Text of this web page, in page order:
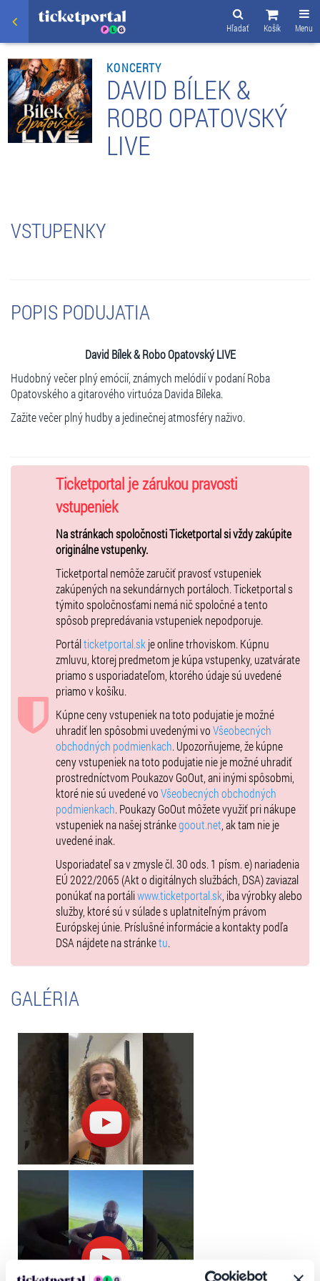
Menu
Košík
Hľadať
KONCERTY
DAVID BÍLEK &
ROBO OPATOVSKÝ
LIVE
VSTUPENKY
POPIS PODUJATIA
David Bílek & Robo Opatovský LIVE
Hudobný večer plný emócií, známych melódií v podaní Roba
Opatovského a gitarového virtuóza Davida Bíleka.
Zažite večer plný hudby a jedinečnej atmosféry naživo.
Ticketportal je zárukou pravosti
vstupeniek
Na stránkach spoločnosti Ticketportal si vždy zakúpite
originálne vstupenky.
Ticketportal nemôže zaručiť pravosť vstupeniek
zakúpených na sekundárnych portáloch. Ticketportal s
týmito spoločnosťami nemá nič spoločné a tento
spôsob prepredávania vstupeniek nepodporuje.
Portálticketportal.sk je online trhoviskom. Kúpnu
zmluvu, ktorej predmetom je kúpa vstupenky, uzatvárate
priamo s usporiadateľom, ktorého údaje sú uvedené
priamo v košíku.
Kúpne ceny vstupeniek na toto podujatie je možné
uhradiť len spôsobmi uvedenými voVšeobecných
obchodných podmienkach. Upozorňujeme, že kúpne
ceny vstupeniek na toto podujatie nie je možné uhradiť
prostredníctvom Poukazov GoOut, ani inými spôsobmi,
ktoré nie sú uvedené voVšeobecných obchodných
podmienkach. Poukazy GoOut môžete využiť pri nákupe
vstupeniek na našej stránkegoout.net , ak tam nie je
uvedené inak.
Usporiadateľ sa v zmysle čl. 30 ods. 1 písm. e) nariadenia
EÚ 2022/2065 (Akt o digitálnych službách, DSA) zaviazal
ponúkať na portáliwww.ticketportal.sk , iba výrobky alebo
služby, ktoré sú v súlade s uplatniteľným právom
Európskej únie. Príslušné informácie a kontakty podľa
DSA nájdete na stránketu.
GALÉRIA